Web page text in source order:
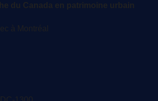
du Canada en patrimoine urbain
à Montréal